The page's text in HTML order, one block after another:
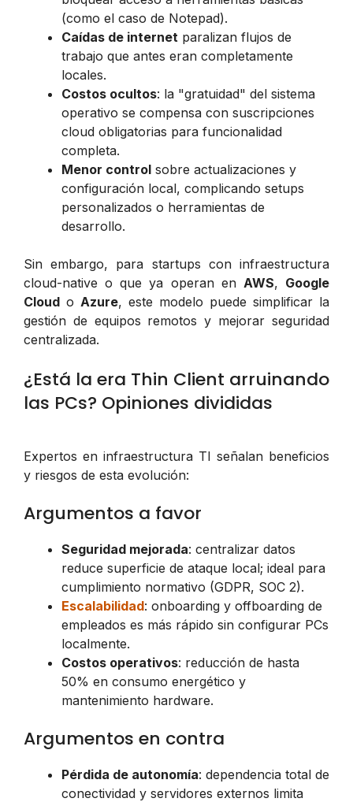
(como el caso de Notepad).
Caídas de internet paralizan flujos de
trabajo que antes eran completamente
locales.
Costos ocultos: la "gratuidad" del sistema
operativo se compensa con suscripciones
cloud obligatorias para funcionalidad
completa.
Menor control sobre actualizaciones y
configuración local, complicando setups
personalizados o herramientas de
desarrollo.
Sin embargo, para startups con infraestructura
cloud-native o que ya operan en AWS, Google
Cloud o Azure, este modelo puede simplificar la
gestión de equipos remotos y mejorar seguridad
centralizada.
¿Está la era Thin Client arruinando
las PCs? Opiniones divididas
Expertos en infraestructura TI señalan beneficios
y riesgos de esta evolución:
Argumentos a favor
Seguridad mejorada: centralizar datos
reduce superficie de ataque local; ideal para
cumplimiento normativo (GDPR, SOC 2).
Escalabilidad: onboarding y offboarding de
empleados es más rápido sin configurar PCs
localmente.
Costos operativos: reducción de hasta
50% en consumo energético y
mantenimiento hardware.
Argumentos en contra
Pérdida de autonomía: dependencia total de
conectividad y servidores externos limita